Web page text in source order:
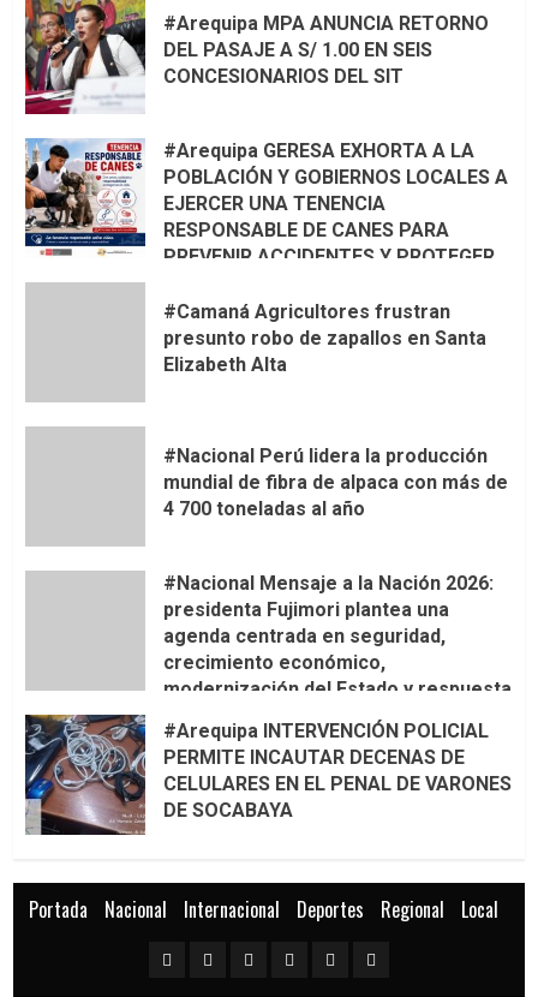
#Arequipa MPA ANUNCIA RETORNO
DEL PASAJE A S/ 1.00 EN SEIS
CONCESIONARIOS DEL SIT
#Arequipa GERESA EXHORTA A LA
POBLACIÓN Y GOBIERNOS LOCALES A
EJERCER UNA TENENCIA
RESPONSABLE DE CANES PARA
PREVENIR ACCIDENTES Y PROTEGER
#Camaná Agricultores frustran
presunto robo de zapallos en Santa
Elizabeth Alta
#Nacional Perú lidera la producción
mundial de fibra de alpaca con más de
4 700 toneladas al año
#Nacional Mensaje a la Nación 2026:
presidenta Fujimori plantea una
agenda centrada en seguridad,
crecimiento económico,
modernización del Estado y respuesta
#Arequipa INTERVENCIÓN POLICIAL
PERMITE INCAUTAR DECENAS DE
CELULARES EN EL PENAL DE VARONES
DE SOCABAYA
Portada Nacional Internacional Deportes Regional Local
PortadaNacionalInternacional
DeportesRegional
Local